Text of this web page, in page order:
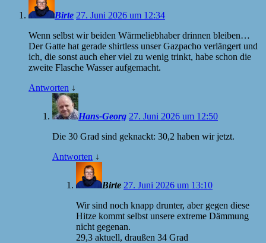
Birte 27. Juni 2026 um 12:34
Wenn selbst wir beiden Wärmeliebhaber drinnen bleiben…
Der Gatte hat gerade shirtless unser Gazpacho verlängert und
ich, die sonst auch eher viel zu wenig trinkt, habe schon die
zweite Flasche Wasser aufgemacht.
Antworten ↓
Hans-Georg 27. Juni 2026 um 12:50
Die 30 Grad sind geknackt: 30,2 haben wir jetzt.
Antworten ↓
Birte 27. Juni 2026 um 13:10
Wir sind noch knapp drunter, aber gegen diese
Hitze kommt selbst unsere extreme Dämmung
nicht gegenan.
29,3 aktuell, draußen 34 Grad